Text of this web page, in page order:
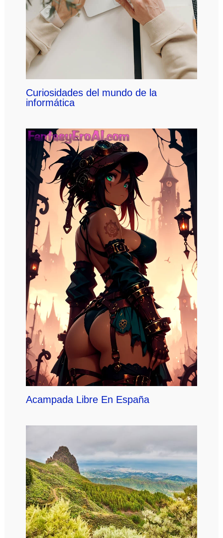
Curiosidades del mundo de la
informática
Acampada Libre En España